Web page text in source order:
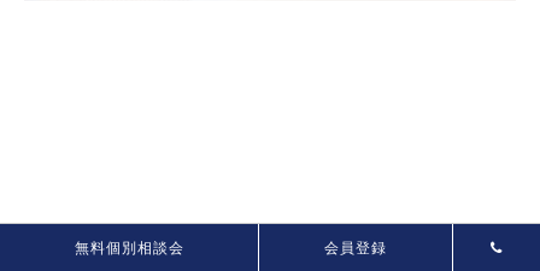
無料個別相談会 会員登録